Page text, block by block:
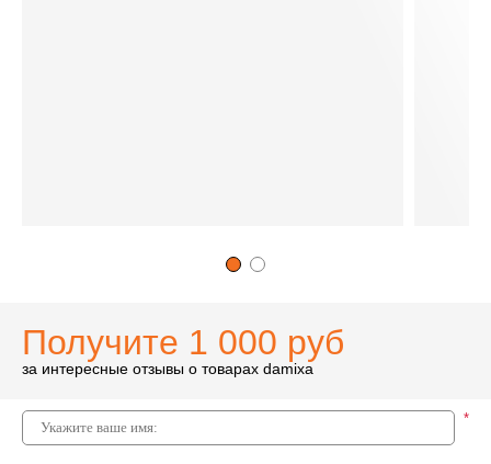
Получите 1 000 руб
за интересные отзывы о товарах damixa
*